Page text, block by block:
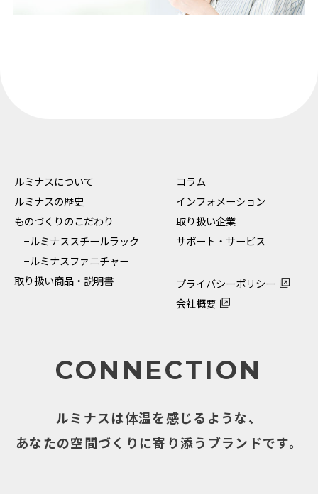
ルミナスについて
ルミナスの歴史
ものづくりのこだわり
−ルミナススチールラック
−ルミナスファニチャー
取り扱い商品・説明書
コラム
インフォメーション
取り扱い企業
サポート・サービス
プライバシーポリシー
会社概要
CONNECTION
ルミナスは体温を感じるような、
あなたの空間づくりに寄り添うブランドです。